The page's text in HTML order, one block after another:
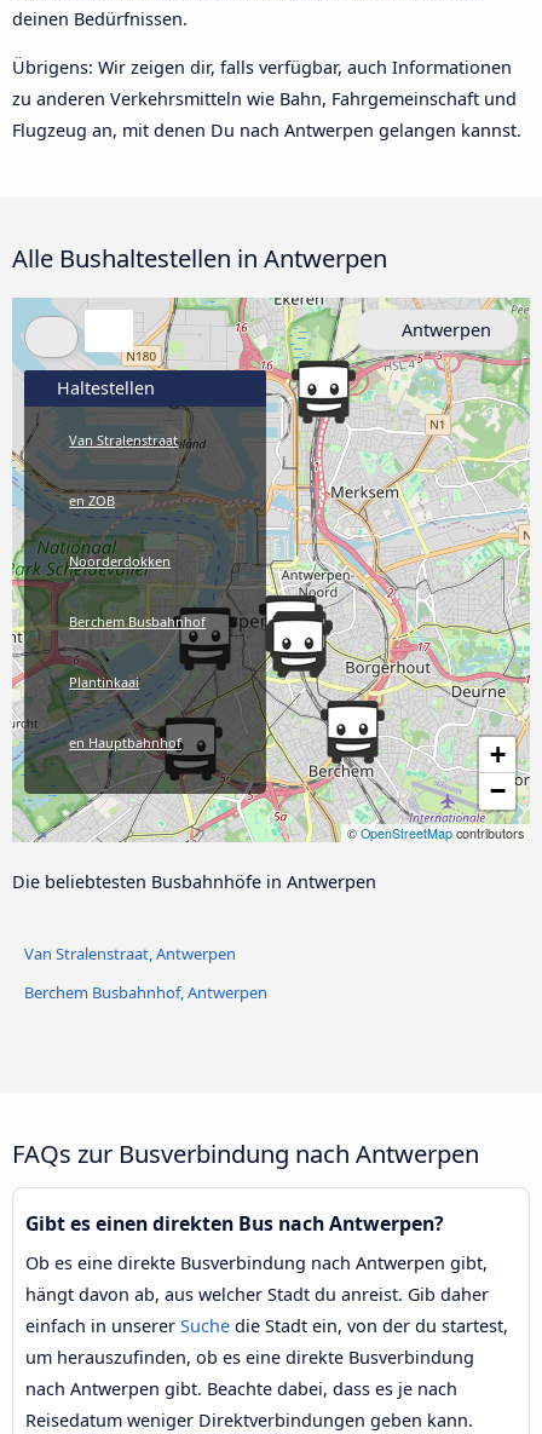
deinen Bedürfnissen.
Übrigens: Wir zeigen dir, falls verfügbar, auch Informationen
zu anderen Verkehrsmitteln wie Bahn, Fahrgemeinschaft und
Flugzeug an, mit denen Du nach Antwerpen gelangen kannst.
Alle Bushaltestellen in Antwerpen
+
−
© OpenStreetMapcontributors
Haltestellen
Van Stralenstraat
en ZOB
Noorderdokken
Berchem Busbahnhof
Plantinkaai
en Hauptbahnhof
Süd
Antwerpen
Die beliebtesten Busbahnhöfe in Antwerpen
Van Stralenstraat, Antwerpen
Berchem Busbahnhof, Antwerpen
FAQs zur Busverbindung nach Antwerpen
Gibt es einen direkten Bus nach Antwerpen?
Ob es eine direkte Busverbindung nach Antwerpen gibt,
hängt davon ab, aus welcher Stadt du anreist. Gib daher
einfach in unserer Suche die Stadt ein, von der du startest,
um herauszufinden, ob es eine direkte Busverbindung
nach Antwerpen gibt. Beachte dabei, dass es je nach
Reisedatum weniger Direktverbindungen geben kann.